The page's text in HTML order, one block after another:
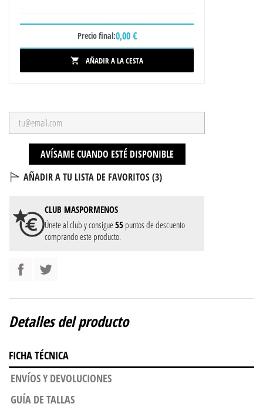
Precio final:0,00 €
 AÑADIR A LA CESTA
AVÍSAME CUANDO ESTÉ DISPONIBLE
AÑADIR A TU LISTA DE FAVORITOS (3)
CLUB MASPORMENOS
Únete al club y consigue55 puntos de descuento
comprando este producto.
Detalles del producto
FICHA TÉCNICA
ENVÍOS Y DEVOLUCIONES
GUÍA DE TALLAS